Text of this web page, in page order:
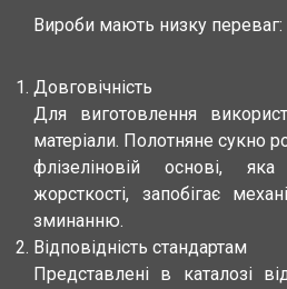
Вироби мають низку переваг:
Довговічність
Для виготовлення
матеріали. Полотняне сукно
флізеліновій основі,
жорсткості, запобігає
зминанню.
Відповідність стандартам
Представлені в каталозі